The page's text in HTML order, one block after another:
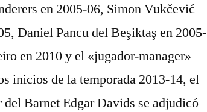
en 2005-06, Simon Vukčević
Daniel Pancu del Beşiktaş en 2005-
en 2010 y el «jugador-manager»
inicios de la temporada 2013-14, el
Barnet Edgar Davids se adjudicó